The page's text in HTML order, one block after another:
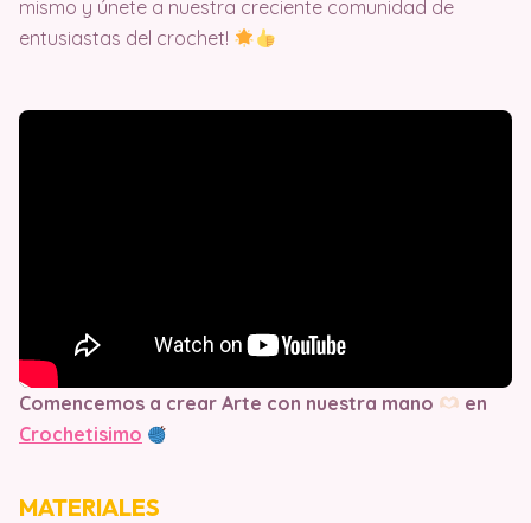
mismo y únete a nuestra creciente comunidad de
entusiastas del crochet!
Comencemos a crear Arte con nuestra mano
en
Crochetisimo
MATERIALES